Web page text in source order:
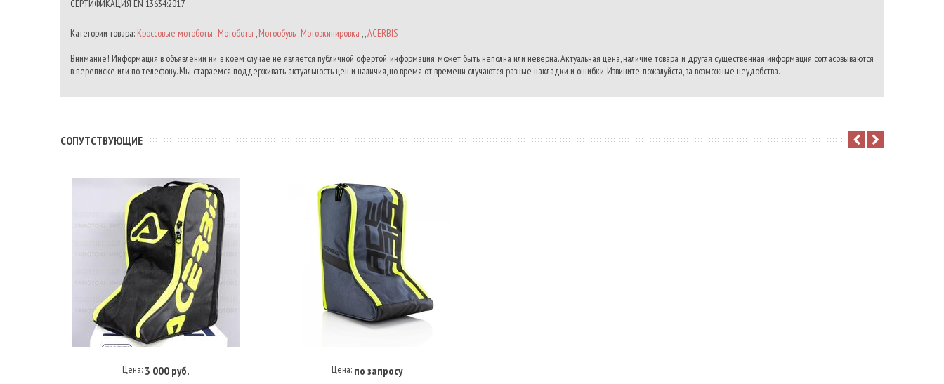
СЕРТИФИКАЦИЯ EN 13634:2017
Категории товара: Кроссовые мотоботы ,Мотоботы ,Мотообувь ,Мотоэкипировка , ,ACERBIS
Внимание! Информация в объявлении ни в коем случае не является публичной офертой, информация может быть неполна или неверна. Актуальная цена, наличие товара и другая существенная информация согласовываются
в переписке или по телефону. Мы стараемся поддерживать актуальность цен и наличия, но время от времени случаются разные накладки и ошибки. Извините, пожалуйста, за возможные неудобства.
CОПУТСТВУЮЩИЕ
Купить под заказ
Цена: 3 000 руб.
Купить под заказ
Цена: по запросу